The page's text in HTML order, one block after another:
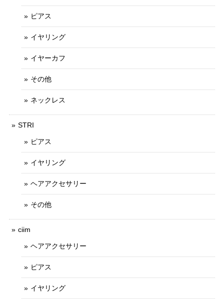
ピアス
イヤリング
イヤーカフ
その他
ネックレス
STRI
ピアス
イヤリング
ヘアアクセサリー
その他
ciim
ヘアアクセサリー
ピアス
イヤリング